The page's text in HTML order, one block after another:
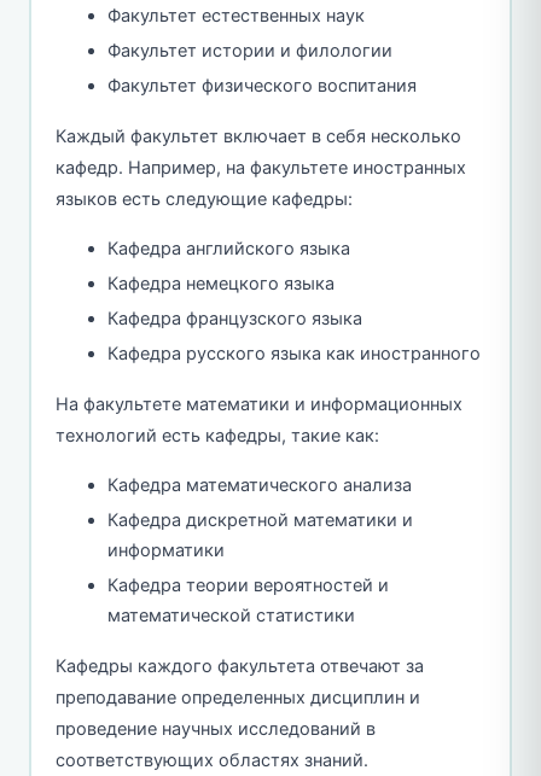
Факультет естественных наук
Факультет истории и филологии
Факультет физического воспитания
Каждый факультет включает в себя несколько
кафедр. Например, на факультете иностранных
языков есть следующие кафедры:
Кафедра английского языка
Кафедра немецкого языка
Кафедра французского языка
Кафедра русского языка как иностранного
На факультете математики и информационных
технологий есть кафедры, такие как:
Кафедра математического анализа
Кафедра дискретной математики и
информатики
Кафедра теории вероятностей и
математической статистики
Кафедры каждого факультета отвечают за
преподавание определенных дисциплин и
проведение научных исследований в
соответствующих областях знаний.